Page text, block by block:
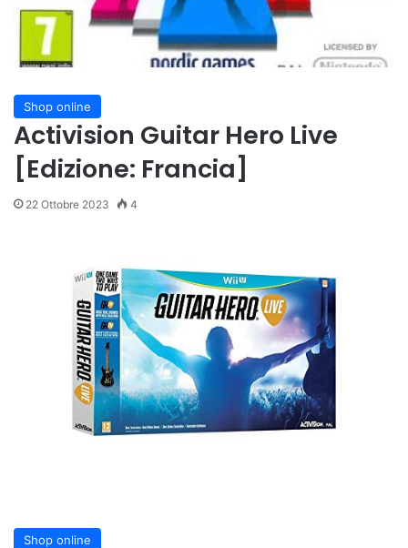
Shop online
Activision Guitar Hero Live
[Edizione: Francia]
22 Ottobre 2023 4
Shop online